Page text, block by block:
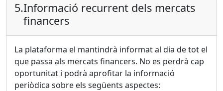
5.Informació recurrent dels mercats
financers
La plataforma el mantindrà informat al dia de tot el
que passa als mercats financers. No es perdrà cap
oportunitat i podrà aprofitar la informació
periòdica sobre els següents aspectes: